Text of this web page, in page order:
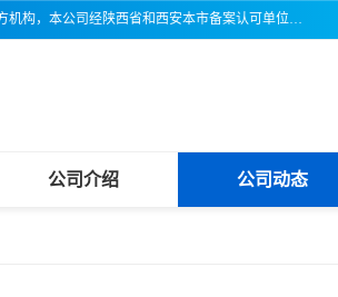
三亚市吉奥普建设工程质量检测有限公司陕西分公司是一家专业从事建筑主体结构检测鉴定的第三方机构，本公司经陕西省和西安本市备案认可单位，公司各项检测仪器设备齐全，检测人员经过严格训练，熟练掌握各项仪器设备的操作及维护工作，检测人员全部取得了资格证书，以保证质量管理体系的有效运行， 保证检测工作的公正性、科学性和准确性，更好地为社会服务。
公司介绍 公司动态